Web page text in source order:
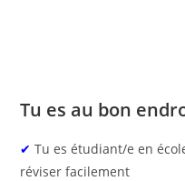
Tu es au bon
✔ Tu es étudiant/e en
réviser facilement